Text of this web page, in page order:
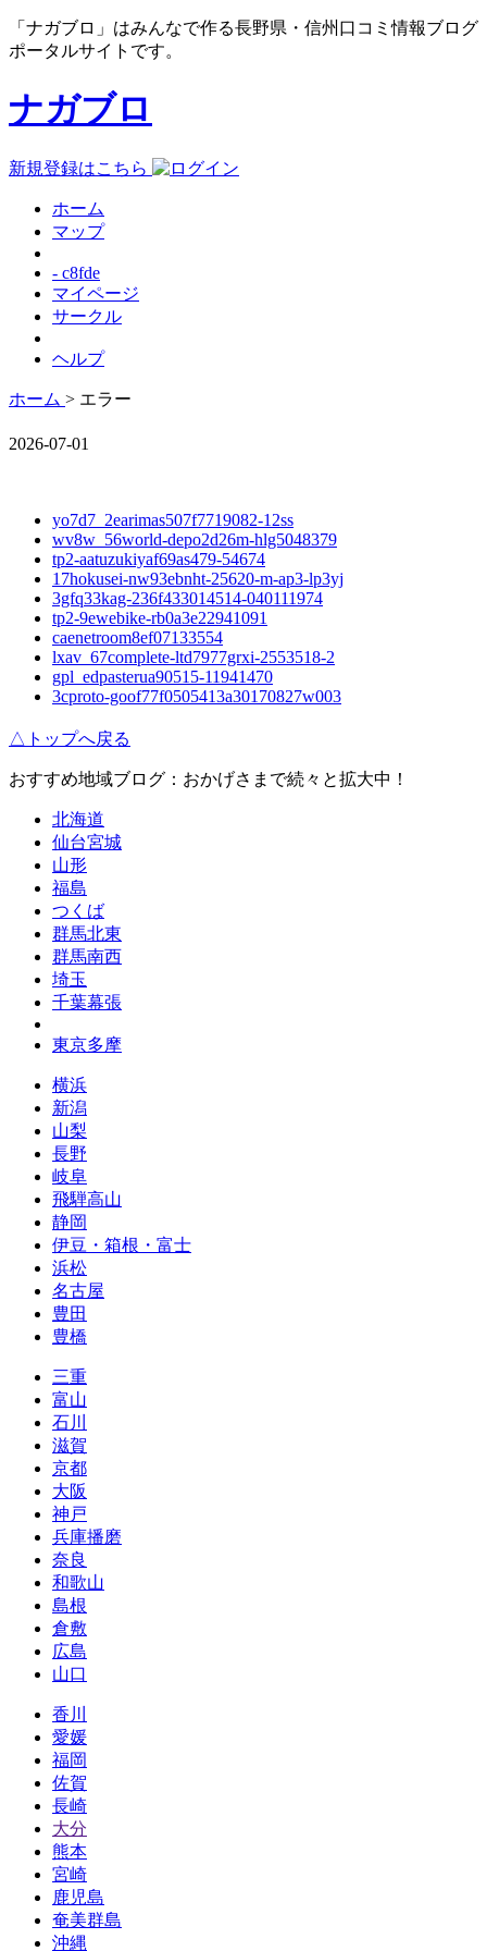
「ナガブロ」はみんなで作る長野県・信州口コミ情報ブログ
ポータルサイトです。
ナガブロ
新規登録はこちら
ホーム
マップ
- c8fde
マイページ
サークル
ヘルプ
ホーム > エラー
2026-07-01
yo7d7_2earimas507f7719082-12ss
wv8w_56world-depo2d26m-hlg5048379
tp2-aatuzukiyaf69as479-54674
17hokusei-nw93ebnht-25620-m-ap3-lp3yj
3gfq33kag-236f433014514-040111974
tp2-9ewebike-rb0a3e22941091
caenetroom8ef07133554
lxav_67complete-ltd7977grxi-2553518-2
gpl_edpasterua90515-11941470
3cproto-goof77f0505413a30170827w003
△トップへ戻る
おすすめ地域ブログ：おかげさまで続々と拡大中！
北海道
仙台宮城
山形
福島
つくば
群馬北東
群馬南西
埼玉
千葉幕張
東京多摩
横浜
新潟
山梨
長野
岐阜
飛騨高山
静岡
伊豆・箱根・富士
浜松
名古屋
豊田
豊橋
三重
富山
石川
滋賀
京都
大阪
神戸
兵庫播磨
奈良
和歌山
島根
倉敷
広島
山口
香川
愛媛
福岡
佐賀
長崎
大分
熊本
宮崎
鹿児島
奄美群島
沖縄